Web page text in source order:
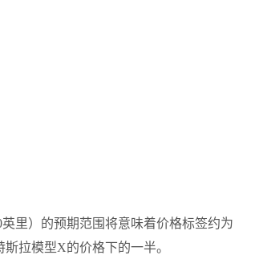
里）的预期范围将意味着价格标签约为
拉模型X的价格下的一半。